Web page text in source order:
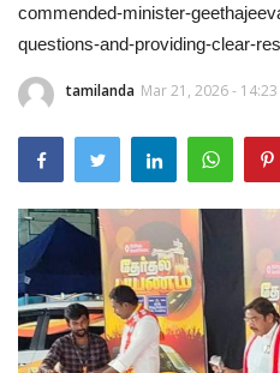
இந்தியா
உலகம்
அரசியல்
commended-minister-
questions-and-providing-clear-
tamilanda Mar 21, 2026 - 14:23